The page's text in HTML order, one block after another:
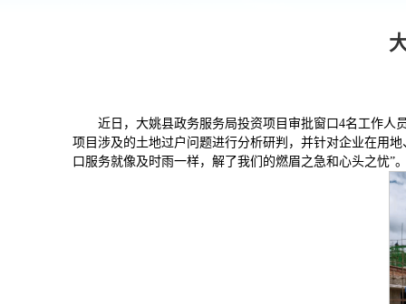
近日，大姚县政务服务局投资项目审批窗口4名工作人
项目涉及的土地过户问题进行分析研判，并针对企业在用
口服务就像及时雨一样，解了我们的燃眉之急和心头之忧”